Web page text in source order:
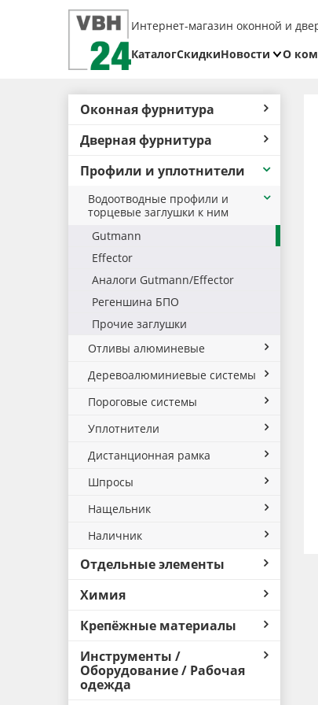
Интернет-магазин оконной и
КаталогСкидкиНовости
О
Оконная фурнитура
Дверная фурнитура
Профили и уплотнители
Водоотводные профили и
торцевые заглушки к ним
Gutmann
Effector
Аналоги Gutmann/Effector
Регеншина БПО
Прочие заглушки
Отливы алюминевые
Деревоалюминиевые системы
Пороговые системы
Уплотнители
Дистанционная рамка
Шпросы
Нащельник
Наличник
Отдельные элементы
Химия
Крепёжные материалы
Инструменты /
Оборудование / Рабочая
одежда